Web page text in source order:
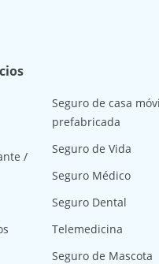
/
Seguro de casa
prefabricada
Seguro de Vida
Seguro Médico
Seguro Dental
Telemedicina
Seguro de Mascota